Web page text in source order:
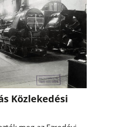
Közlekedési